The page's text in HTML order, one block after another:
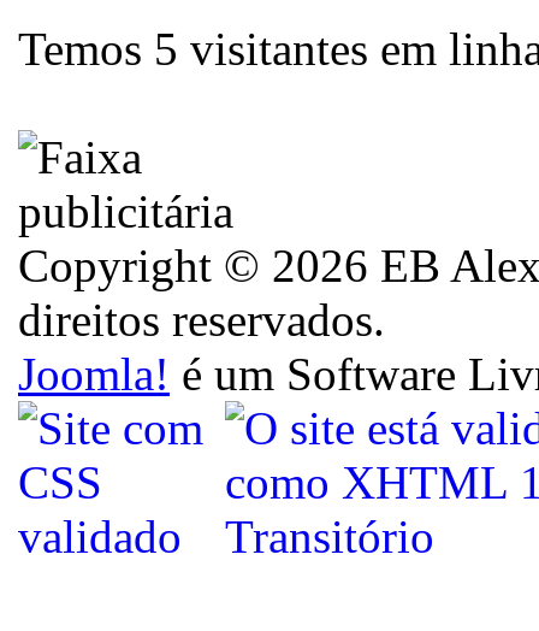
Temos 5 visitantes em
Copyright © 2026 EB
direitos reservados.
Joomla! é um Software